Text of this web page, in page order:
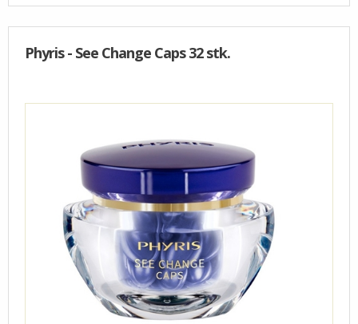
Phyris - See Change Caps 32 stk.